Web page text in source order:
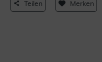
Teilen Merken